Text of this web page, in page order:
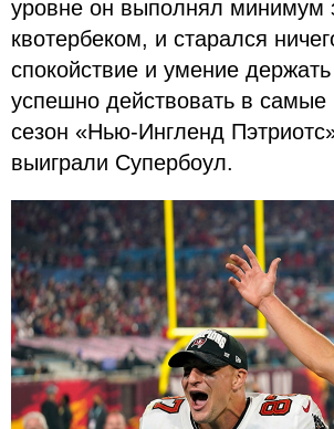
уровне он выполнял минимум
квотербеком, и старался
спокойствие и умение
успешно действовать в
сезон «Нью-Ингленд
выиграли Супербоул.